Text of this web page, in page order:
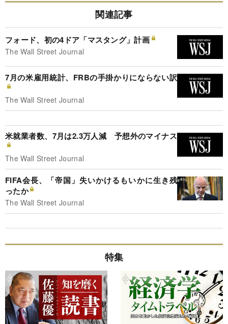
関連記事
フォード、初の4ドア「マスタング」計画
The Wall Street Journal
7月の米雇用統計、FRBの手掛かりにならない訳
The Wall Street Journal
米就業者数、7月は2.3万人減 予想外のマイナス
The Wall Street Journal
FIFA会長、「帝国」失いかけるもいかに生き残
ったか
The Wall Street Journal
特集